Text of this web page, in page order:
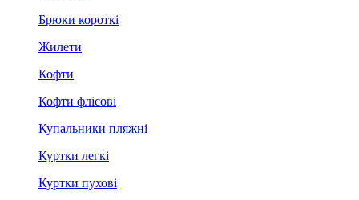
Брюки короткі
Жилети
Кофти
Кофти флісові
Купальники пляжні
Куртки легкі
Куртки пухові